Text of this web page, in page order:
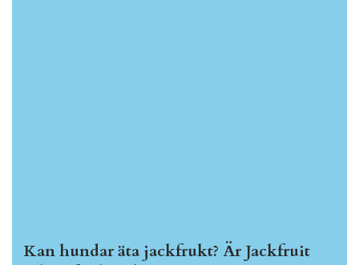
Kan hundar äta jackfrukt? Är Jackfruit